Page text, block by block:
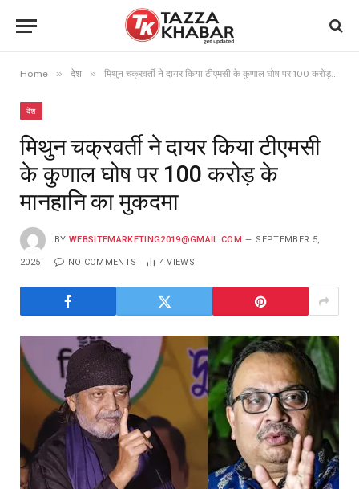
Home » देश » मिथुन चक्रवर्ती ने दायर किया टीएमसी के कुणाल घोष पर 100 करोड़ के मानहानि का मुकदमा
देश
मिथुन चक्रवर्ती ने दायर किया टीएमसी
के कुणाल घोष पर 100 करोड़ के
मानहानि का मुकदमा
BY WEBSITEMARKETING2019@GMAIL.COM SEPTEMBER 5,
2025 NO COMMENTS 4VIEWS